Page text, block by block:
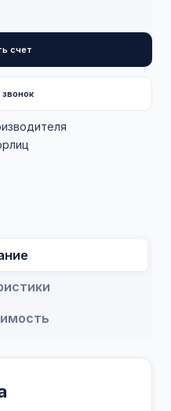
счет